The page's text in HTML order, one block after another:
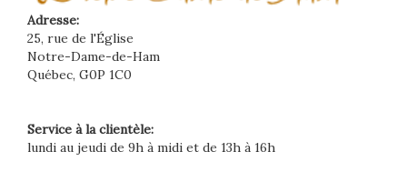
Adresse:
25, rue de l'Église
Notre-Dame-de-Ham
Québec, G0P 1C0
Service à la clientèle:
lundi au jeudi de 9h à midi et de 13h à 16h